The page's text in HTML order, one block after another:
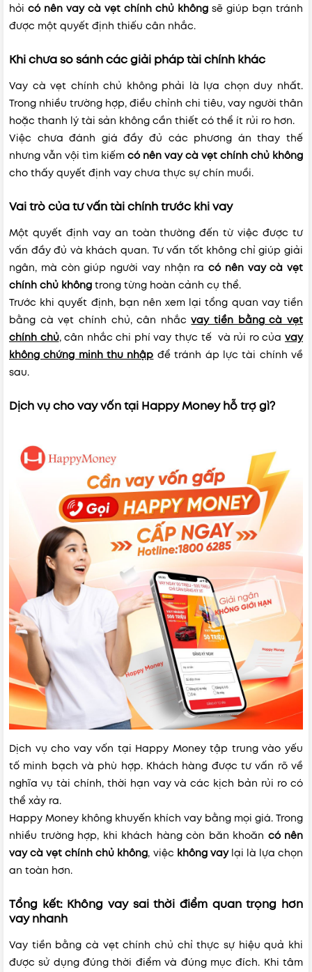
hỏi có nên vay cà vẹt chính chủ không sẽ giúp bạn tránh
được một quyết định thiếu cân nhắc.
Khi chưa so sánh các giải pháp tài chính khác
Vay cà vẹt chính chủ không phải là lựa chọn duy nhất.
Trong nhiều trường hợp, điều chỉnh chi tiêu, vay người thân
hoặc thanh lý tài sản không cần thiết có thể ít rủi ro hơn.
Việc chưa đánh giá đầy đủ các phương án thay thế
nhưng vẫn vội tìm kiếm có nên vay cà vẹt chính chủ không
cho thấy quyết định vay chưa thực sự chín muồi.
Vai trò của tư vấn tài chính trước khi vay
Một quyết định vay an toàn thường đến từ việc được tư
vấn đầy đủ và khách quan. Tư vấn tốt không chỉ giúp giải
ngân, mà còn giúp người vay nhận ra có nên vay cà vẹt
chính chủ không trong từng hoàn cảnh cụ thể.
Trước khi quyết định, bạn nên xem lại tổng quan vay tiền
bằng cà vẹt chính chủ, cân nhắcvay tiền bằng cà vẹt
chính chủ, cân nhắc chi phí vay thực tế và rủi ro củavay
không chứng minh thu nhập để tránh áp lực tài chính về
sau.
Dịch vụ cho vay vốn tại Happy Money hỗ trợ gì?
Dịch vụ cho vay vốn tại Happy Money tập trung vào yếu
tố minh bạch và phù hợp. Khách hàng được tư vấn rõ về
nghĩa vụ tài chính, thời hạn vay và các kịch bản rủi ro có
thể xảy ra.
Happy Money không khuyến khích vay bằng mọi giá. Trong
nhiều trường hợp, khi khách hàng còn băn khoăn có nên
vay cà vẹt chính chủ không, việc không vaylại là lựa chọn
an toàn hơn.
Tổng kết: Không vay sai thời điểm quan trọng hơn
vay nhanh
Vay tiền bằng cà vẹt chính chủ chỉ thực sự hiệu quả khi
được sử dụng đúng thời điểm và đúng mục đích. Khi tâm